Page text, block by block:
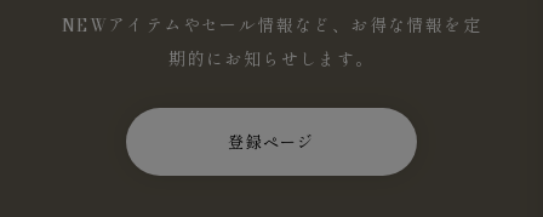
NEWアイテムやセール情報など、お得な情報を定
期的にお知らせします。
登録ページ